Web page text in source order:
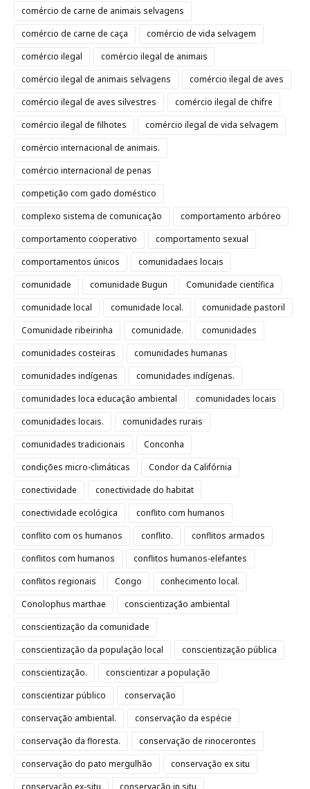
comércio de carne de animais selvagens
comércio de carne de caça
comércio de vida selvagem
comércio ilegal
comércio ilegal de animais
comércio ilegal de animais selvagens
comércio ilegal de aves
comércio ilegal de aves silvestres
comércio ilegal de chifre
comércio ilegal de filhotes
comércio ilegal de vida selvagem
comércio internacional de animais.
comércio internacional de penas
competição com gado doméstico
complexo sistema de comunicação
comportamento arbóreo
comportamento cooperativo
comportamento sexual
comportamentos únicos
comunidadaes locais
comunidade
comunidade Bugun
Comunidade científica
comunidade local
comunidade local.
comunidade pastoril
Comunidade ribeirinha
comunidade.
comunidades
comunidades costeiras
comunidades humanas
comunidades indígenas
comunidades indígenas.
comunidades loca educação ambiental
comunidades locais
comunidades locais.
comunidades rurais
comunidades tradicionais
Conconha
condições micro-climáticas
Condor da Califórnia
conectividade
conectividade do habitat
conectividade ecológica
conflito com humanos
conflito com os humanos
conflito.
conflitos armados
conflitos com humanos
conflitos humanos-elefantes
conflitos regionais
Congo
conhecimento local.
Conolophus marthae
conscientização ambiental
conscientização da comunidade
conscientização da população local
conscientização pública
conscientização.
conscientizar a população
conscientizar público
conservação
conservação ambiental.
conservação da espécie
conservação da floresta.
conservação de rinocerontes
conservação do pato mergulhão
conservação ex situ
conservação ex-situ
conservação in situ